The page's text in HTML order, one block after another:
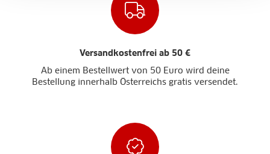
Versandkostenfrei ab 50 €
Ab einem Bestellwert von 50 Euro wird deine
Bestellung innerhalb Österreichs gratis versendet.